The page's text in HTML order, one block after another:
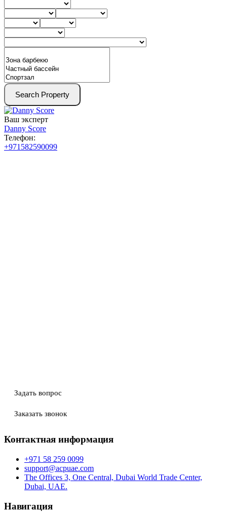
Search Property
Ваш эксперт
Danny Score
Телефон:
+971582590099
Задать вопрос
Заказать звонок
Контактная информация
+971 58 259 0099
support@acpuae.com
The Offices 3, One Central, Dubai World Trade Center,
Dubai, UAE.
Навигация